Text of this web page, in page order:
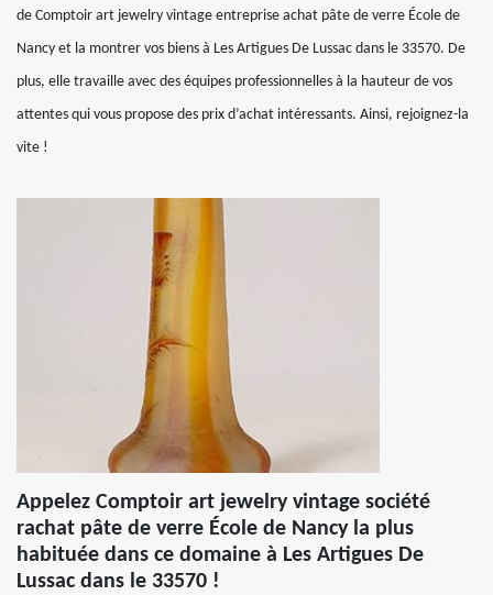
de Comptoir art jewelry vintage entreprise achat pâte de verre École de
Nancy et la montrer vos biens à Les Artigues De Lussac dans le 33570. De
plus, elle travaille avec des équipes professionnelles à la hauteur de vos
attentes qui vous propose des prix d’achat intéressants. Ainsi, rejoignez-la
vite !
Appelez Comptoir art jewelry vintage société
rachat pâte de verre École de Nancy la plus
habituée dans ce domaine à Les Artigues De
Lussac dans le 33570 !